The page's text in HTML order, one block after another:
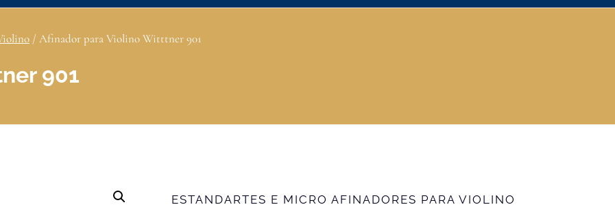
/Afinador para Violino Witttner 901
901
ESTANDARTES E MICRO AFINADORES PARA VIOLINO